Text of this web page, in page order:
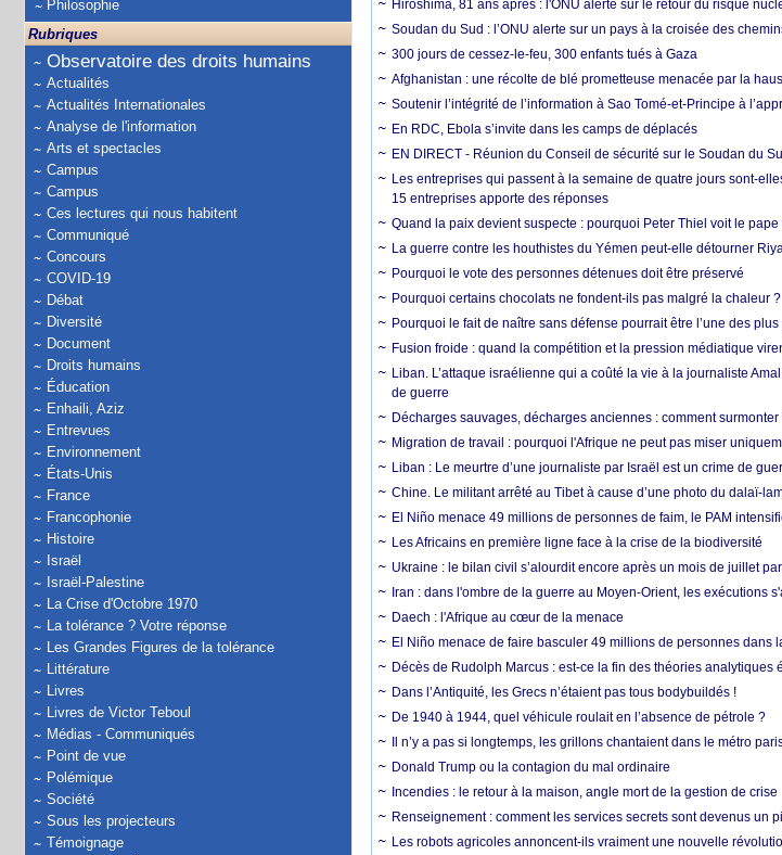
Philosophie
Rubriques
Observatoire des droits humains
Actualités
Actualités Internationales
Analyse de l'information
Arts et spectacles
Campus
Campus
Ces lectures qui nous habitent
Communiqué
Concours
COVID-19
Débat
Diversité
Document
Droits humains
Éducation
Enhaili, Aziz
Entrevues
Environnement
États-Unis
France
Francophonie
Histoire
Israël
Israël-Palestine
La Crise d'Octobre 1970
La tolérance ? Votre réponse
Les Grandes Figures de la tolérance
Littérature
Livres
Livres de Victor Teboul
Médias - Communiqués
Point de vue
Polémique
Société
Sous les projecteurs
Témoignage
Hiroshima, 81 ans après : l'ONU alerte sur le retour du risque
Soudan du Sud : l’ONU alerte sur un pays à la croisée des
300 jours de cessez-le-feu, 300 enfants tués à Gaza
Afghanistan : une récolte de blé prometteuse menacée par la
Soutenir l’intégrité de l’information à Sao Tomé-et-Principe à
En RDC, Ebola s’invite dans les camps de déplacés
EN DIRECT - Réunion du Conseil de sécurité sur le Soudan du
Les entreprises qui passent à la semaine de quatre jours sont-
15 entreprises apporte des réponses
Quand la paix devient suspecte : pourquoi Peter Thiel voit le pape
La guerre contre les houthistes du Yémen peut-elle détourner
Pourquoi le vote des personnes détenues doit être préservé
Pourquoi certains chocolats ne fondent-ils pas malgré la chaleur ?
Pourquoi le fait de naître sans défense pourrait être l’une des
Fusion froide : quand la compétition et la pression médiatique
Liban. L’attaque israélienne qui a coûté la vie à la journaliste
de guerre
Décharges sauvages, décharges anciennes : comment surmonter
Migration de travail : pourquoi l'Afrique ne peut pas miser
Liban : Le meurtre d’une journaliste par Israël est un crime de
Chine. Le militant arrêté au Tibet à cause d’une photo du dalaï-
El Niño menace 49 millions de personnes de faim, le PAM
Les Africains en première ligne face à la crise de la biodiversité
Ukraine : le bilan civil s’alourdit encore après un mois de juillet
Iran : dans l'ombre de la guerre au Moyen-Orient, les exécutions
Daech : l'Afrique au cœur de la menace
El Niño menace de faire basculer 49 millions de personnes dans
Décès de Rudolph Marcus : est-ce la fin des théories analytiques
Dans l’Antiquité, les Grecs n’étaient pas tous bodybuildés !
De 1940 à 1944, quel véhicule roulait en l’absence de pétrole ?
Il n’y a pas si longtemps, les grillons chantaient dans le métro
Donald Trump ou la contagion du mal ordinaire
Incendies : le retour à la maison, angle mort de la gestion de crise
Renseignement : comment les services secrets sont devenus un
Les robots agricoles annoncent-ils vraiment une nouvelle